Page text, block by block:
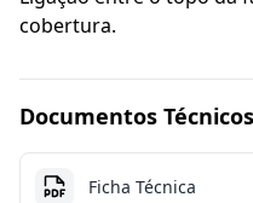
cobertura.
Documentos Técnicos
Ficha Técnica